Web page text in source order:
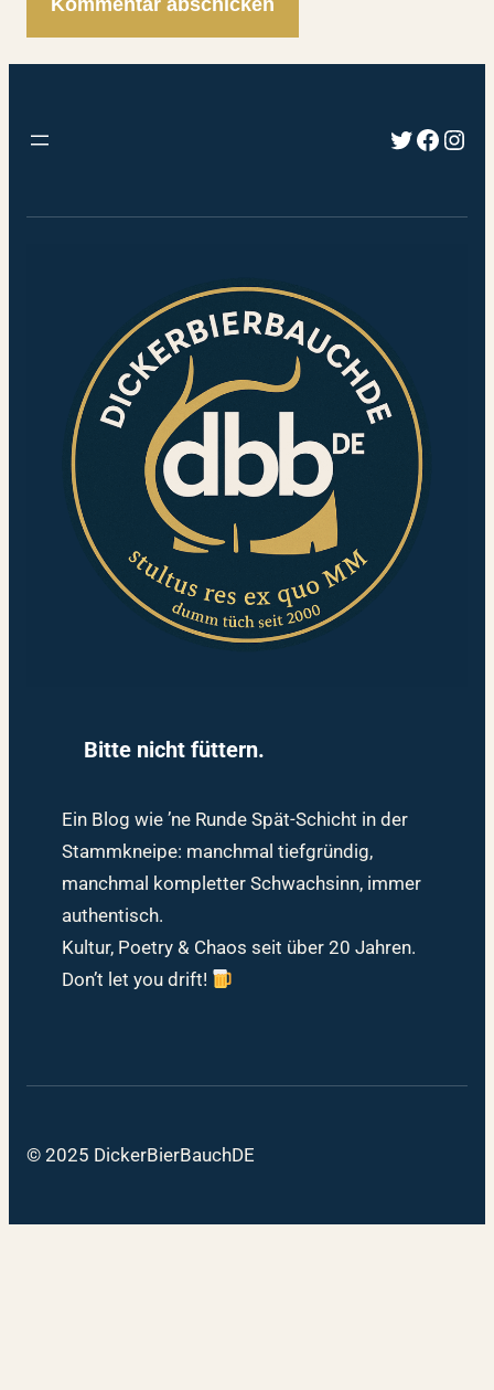
Twitter
Bitte nicht füttern.
Ein Blog wie ’ne Runde Spät-Schicht in der
Stammkneipe: manchmal tiefgründig,
manchmal kompletter Schwachsinn, immer
authentisch.
Kultur, Poetry & Chaos seit über 20 Jahren.
Don’t let you drift!
© 2025 DickerBierBauchDE